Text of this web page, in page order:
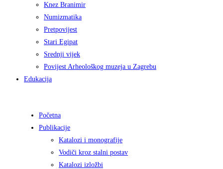
Knez Branimir
Numizmatika
Pretpovijest
Stari Egipat
Srednji vijek
Povijest Arheološkog muzeja u Zagrebu
Edukacija
Početna
Publikacije
Katalozi i monografije
Vodiči kroz stalni postav
Katalozi izložbi